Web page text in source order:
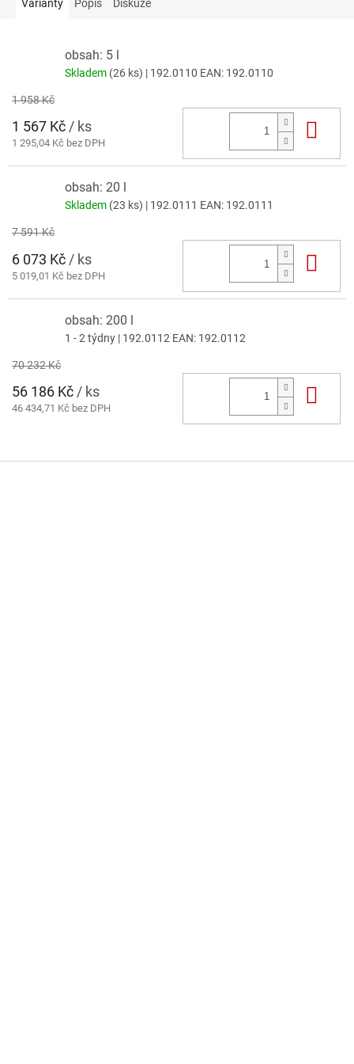
Varianty Popis Diskuze
obsah: 5 l
Skladem (26 ks) | 192.0110 EAN: 192.0110
1 958 Kč
1 567 Kč / ks
1 295,04 Kč bez DPH
obsah: 20 l
Skladem (23 ks) | 192.0111 EAN: 192.0111
7 591 Kč
6 073 Kč / ks
5 019,01 Kč bez DPH
obsah: 200 l
1 - 2 týdny | 192.0112 EAN: 192.0112
70 232 Kč
56 186 Kč / ks
46 434,71 Kč bez DPH